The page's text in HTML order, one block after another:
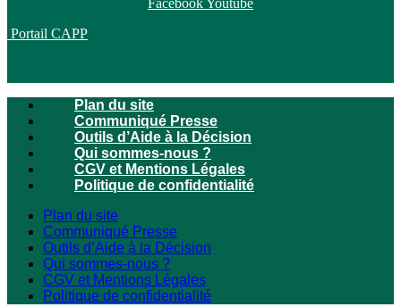
Portail CAPP
Plan du site
Communiqué Presse
Outils d’Aide à la Décision
Qui sommes-nous ?
CGV et Mentions Légales
Politique de confidentialité
Plan du site
Communiqué Presse
Outils d’Aide à la Décision
Qui sommes-nous ?
CGV et Mentions Légales
Politique de confidentialité